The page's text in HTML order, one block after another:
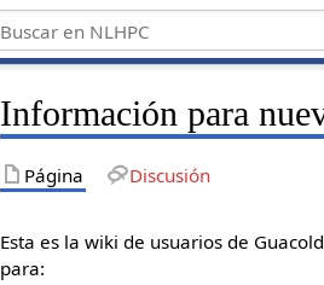
Información para
Página Discusión
Esta es la wiki de usuarios de
para: